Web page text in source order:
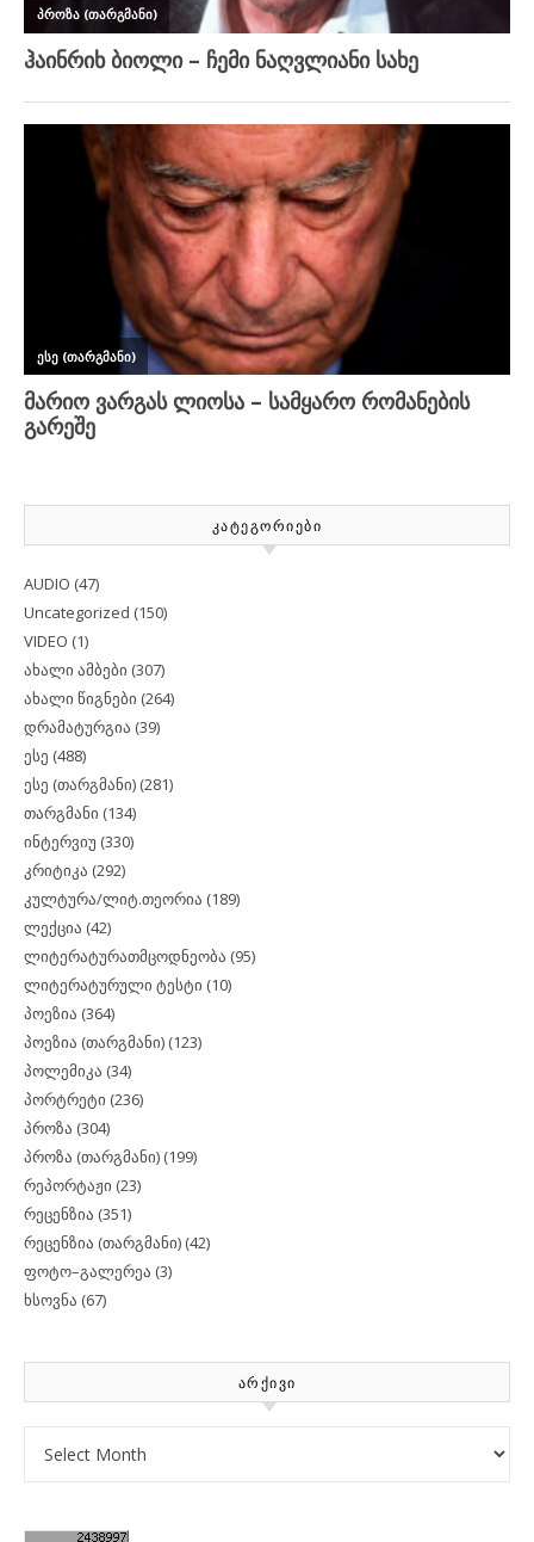
ᲙᲐᲢᲔᲒᲝᲠᲘᲔᲑᲘ
AUDIO (47)
Uncategorized (150)
VIDEO (1)
ახალი ამბები (307)
ახალი წიგნები (264)
დრამატურგია (39)
ესე (488)
ესე (თარგმანი) (281)
თარგმანი (134)
ინტერვიუ (330)
კრიტიკა (292)
კულტურა/ლიტ.თეორია (189)
ლექცია (42)
ლიტერატურათმცოდნეობა (95)
ლიტერატურული ტესტი (10)
პოეზია (364)
პოეზია (თარგმანი) (123)
პოლემიკა (34)
პორტრეტი (236)
პროზა (304)
პროზა (თარგმანი) (199)
რეპორტაჟი (23)
რეცენზია (351)
რეცენზია (თარგმანი) (42)
ფოტო–გალერეა (3)
ხსოვნა (67)
ᲐᲠᲥᲘᲕᲘ